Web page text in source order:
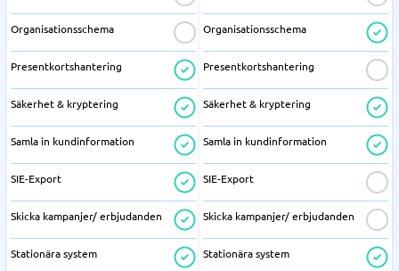
Organisationsschema
Presentkortshantering
Säkerhet & kryptering
Samla in kundinformation
SIE-Export
Skicka kampanjer/ erbjudanden
Stationära system
Organisationsschema
Presentkortshantering
Säkerhet & kryptering
Samla in kundinformation
SIE-Export
Skicka kampanjer/ erbjudanden
Stationära system